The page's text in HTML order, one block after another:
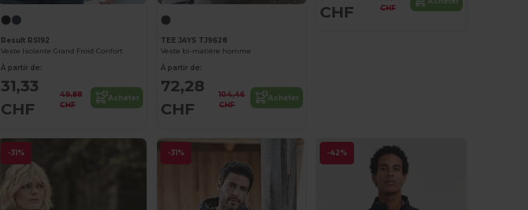
Result RS192
Veste Isolante Grand Froid Confort
À partir de:
31,33
CHF
49,88
CHF
Acheter
TEE JAYS TJ9628
Veste bi-matière homme
À partir de:
72,28
CHF
104,46
CHF
Acheter
CHF
CHF
-31% -31% -42%